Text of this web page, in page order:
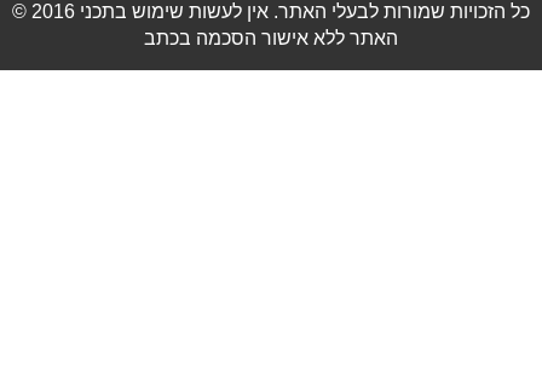
© 2016 כל הזכויות שמורות לבעלי האתר. אין לעשות שימוש בתכני
האתר ללא אישור הסכמה בכתב